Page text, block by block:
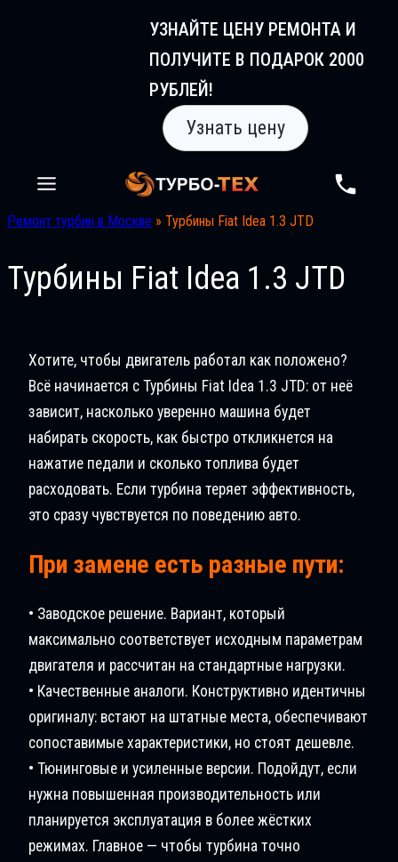
УЗНАЙТЕ ЦЕНУ РЕМОНТА И
ПОЛУЧИТЕ В ПОДАРОК 2000
РУБЛЕЙ!
Узнать цену
Ремонт турбин в Москве » Турбины Fiat Idea 1.3 JTD
Турбины Fiat Idea 1.3 JTD
Хотите, чтобы двигатель работал как положено?
Всё начинается с Турбины Fiat Idea 1.3 JTD: от неё
зависит, насколько уверенно машина будет
набирать скорость, как быстро откликнется на
нажатие педали и сколько топлива будет
расходовать. Если турбина теряет эффективность,
это сразу чувствуется по поведению авто.
При замене есть разные пути:
• Заводское решение. Вариант, который
максимально соответствует исходным параметрам
двигателя и рассчитан на стандартные нагрузки.
• Качественные аналоги. Конструктивно идентичны
оригиналу: встают на штатные места, обеспечивают
сопоставимые характеристики, но стоят дешевле.
• Тюнинговые и усиленные версии. Подойдут, если
нужна повышенная производительность или
планируется эксплуатация в более жёстких
режимах. Главное — чтобы турбина точно